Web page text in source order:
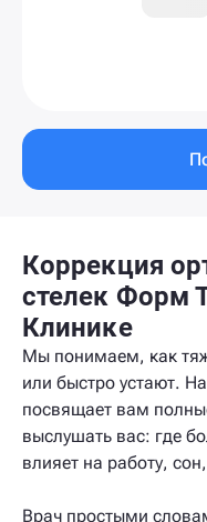
Коррекция
стелек Форм
Клинике
Мы понимаем, как
или быстро устают.
посвящает вам
выслушать вас: где
влияет на работу,
Врач простыми